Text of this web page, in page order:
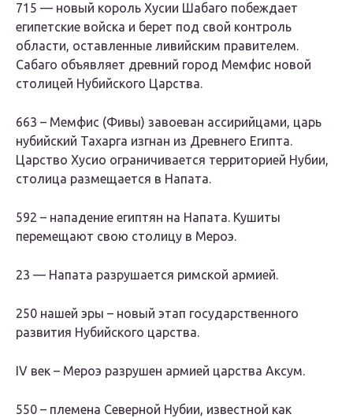
715 — новый король Хусии Шабаго побеждает
египетские войска и берет под свой контроль
области, оставленные ливийским правителем.
Сабаго объявляет древний город Мемфис новой
столицей Нубийского Царства.
663 – Мемфис (Фивы) завоеван ассирийцами, царь
нубийский Тахарга изгнан из Древнего Египта.
Царство Хусио ограничивается территорией Нубии,
столица размещается в Напата.
592 – нападение египтян на Напата. Кушиты
перемещают свою столицу в Мероэ.
23 — Напата разрушается римской армией.
250 нашей эры – новый этап государственного
развития Нубийского царства.
IV век – Мероэ разрушен армией царства Аксум.
550 – племена Северной Нубии, известной как